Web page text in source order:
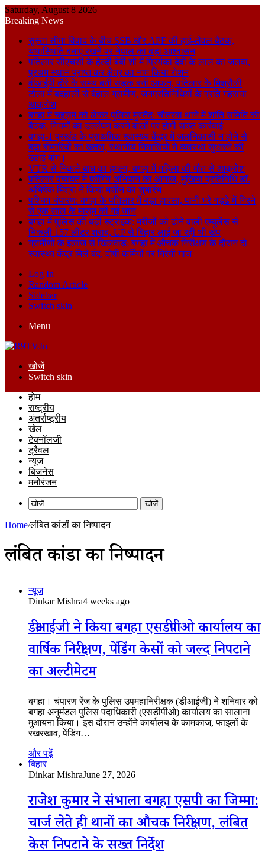
Saturday, August 8 2026
Breaking News
सुस्ता सीमा विवाद के बीच SSB और APF की हाई-लेवल बैठक,
यथास्थिति बनाए रखने पर नेपाल का बड़ा आश्वासन
पतिलार सीएचसी के हेल्दी बेबी शो में प्रियंका देवी के लाल का जलवा,
प्रथम स्थान प्राप्त कर क्षेत्र का नाम किया रोशन
वीआईपी दौरे के समय बनी सड़क बनी आफत, पतिलार के मिश्रौली
टोला में बदहाली से बेहाल ग्रामीण, जनप्रतिनिधियों के प्रति गहराया
आक्रोश
बगहा में चहलूम को लेकर पुलिस मुस्तैद: चौतरवा थाने में शांति समिति की
बैठक, नियमों का उल्लंघन करने वालों पर होगी सख्त कार्रवाई
बगहा-1 प्रखंड के प्राथमिक स्वास्थ्य केंद्र में जलनिकासी न होने से
बढ़ा बीमारियों का खतरा, स्थानीय निवासियों ने व्यवस्था सुधारने की
उठाई मांग।
VTR से निकले बाघ का हमला, बगहा में महिला की मौत से आक्रोश
पतिलार पंचायत में फॉगिंग अभियान का आगाज, मुखिया प्रतिनिधि डॉ.
अभिषेक मिश्रा ने किया मशीन का शुभारंभ
पश्चिम चंपारण: बगहा के पतिलार में बड़ा हादसा, पानी भरे गड्ढे में गिरने
से एक साल के मासूम की गई जान
बगहा में पुलिस की बड़ी स्ट्राइक: मरीजों को ढोने वाली एम्बुलेंस से
निकली 157 लीटर शराब, UP से बिहार लाई जा रही थी खेप
ग्रामीणों के इलाज से खिलवाड़: बगहा में औचक निरीक्षण के दौरान दो
स्वास्थ्य केंद्र मिले बंद, दोषी कर्मियों पर गिरेगी गाज
Log In
Random Article
Sidebar
Switch skin
Menu
खोजें
Switch skin
होम
राष्ट्रीय
अंतर्राष्ट्रीय
खेल
टेक्नॉलजी
ट्रैवल
न्यूज
बिजनेस
मनोरंजन
खोजें
Home/लंबित कांडों का निष्पादन
लंबित कांडों का निष्पादन
न्यूज
Dinkar Mishra4 weeks ago
डीआईजी ने किया बगहा एसडीपीओ कार्यालय का
वार्षिक निरीक्षण, पेंडिंग केसों को जल्द निपटाने
का अल्टीमेटम
बगहा। चंपारण रेंज के पुलिस उपमहानिरीक्षक (डीआईजी) ने शनिवार को
बगहा अनुमंडल पुलिस पदाधिकारी (एसडीपीओ) कार्यालय का सालाना
मुआयना किया। इस दौरान उन्होंने कार्यालय के कामकाज, फाइलों के
रखरखाव, पेंडिंग…
और पढ़ें
बिहार
Dinkar MishraJune 27, 2026
राजेश कुमार ने संभाला बगहा एसपी का जिम्मा:
चार्ज लेते ही थानों का औचक निरीक्षण, लंबित
केस निपटाने के सख्त निर्देश